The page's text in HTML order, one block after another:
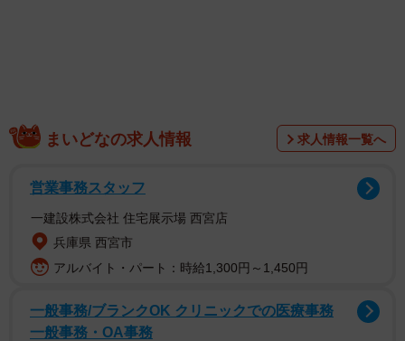
まいどなの求人情報 求人情報一覧へ
営業事務スタッフ
一建設株式会社 住宅展示場 西宮店
兵庫県 西宮市
アルバイト・パート：時給1,300円～1,450円
一般事務/ブランクOK クリニックでの医療事務
一般事務・OA事務